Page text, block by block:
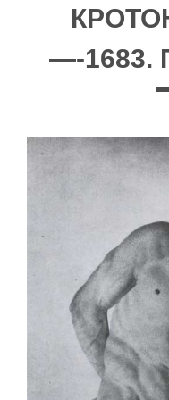
—-1683.